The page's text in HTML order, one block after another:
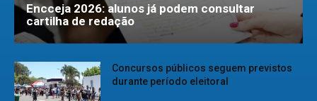
Encceja 2026: alunos já podem consultar
cartilha de redação
Concursos públicos seguem previstos
durante período eleitoral